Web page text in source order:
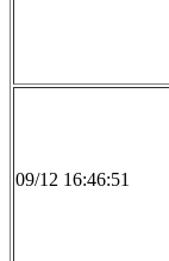
09/12 16:46:51